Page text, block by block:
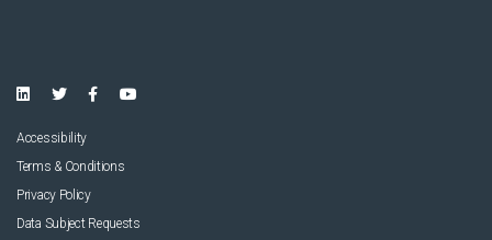
Accessibility
Terms & Conditions
Privacy Policy
Data Subject Requests